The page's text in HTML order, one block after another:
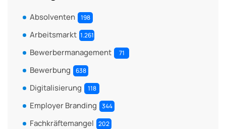
Absolventen 198
Arbeitsmarkt 1.261
Bewerbermanagement 71
Bewerbung 638
Digitalisierung 118
Employer Branding 344
Fachkräftemangel 202